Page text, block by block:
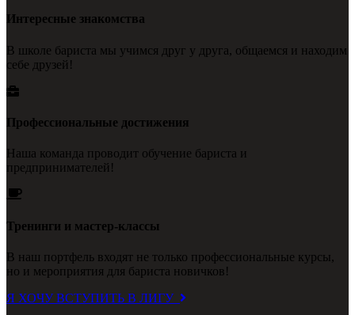
Интересные знакомства
В школе бариста мы учимся друг у друга, общаемся и находим
себе друзей!
Профессиональные достижения
Наша команда проводит обучение бариста и
предпринимателей!
Тренинги и мастер-классы
В наш портфель входят не только профессиональные курсы,
но и мероприятия для бариста новичков!
Я ХОЧУ ВСТУПИТЬ В ЛИГУ